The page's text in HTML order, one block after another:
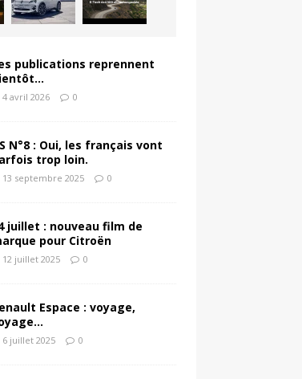
publications reprennent
4 avril 2026 0
N°8 : Oui, les français vont
trop loin.
13 septembre 2025 0
juillet : nouveau film de
pour Citroën
12 juillet 2025 0
Espace : voyage,
6 juillet 2025 0